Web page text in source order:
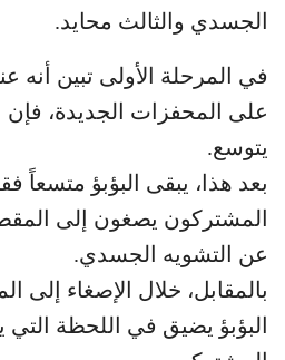
الجسدي والثالث محايد.
في المرحلة الأولى تبين أنه
على المحفزات الجديدة، فإن
يتوسع.
بعد هذا، يبقى البؤبؤ متسعاً
المشتركون يصغون إلى
عن التشويه الجسدي.
بالمقابل، خلال الإصغاء إلى
البؤبؤ يضيق في اللحظة التي